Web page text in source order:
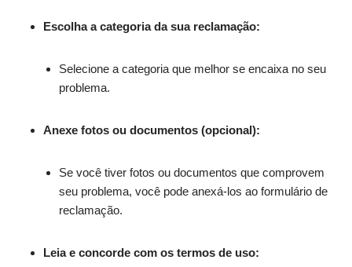
Escolha a categoria da sua reclamação:
Selecione a categoria que melhor se encaixa no seu
problema.
Anexe fotos ou documentos (opcional):
Se você tiver fotos ou documentos que comprovem
seu problema, você pode anexá-los ao formulário de
reclamação.
Leia e concorde com os termos de uso: